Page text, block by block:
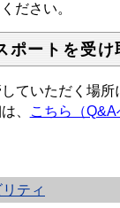
ください。
ポートを受け
ていただく場所
、
こちら（Q&A
ティ